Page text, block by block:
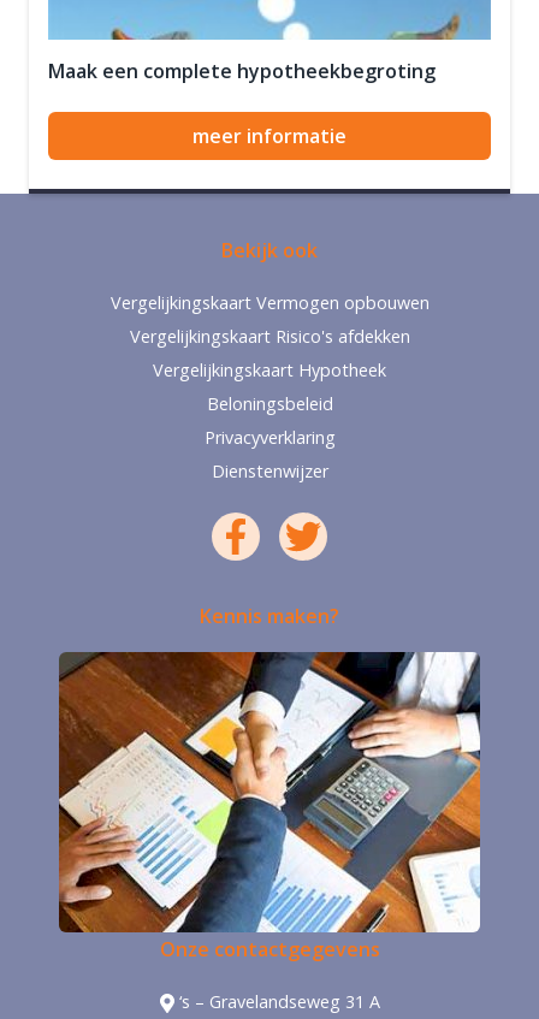
Maak een complete hypotheekbegroting
meer informatie
Bekijk ook
Vergelijkingskaart Vermogen opbouwen
Vergelijkingskaart Risico's afdekken
Vergelijkingskaart Hypotheek
Beloningsbeleid
Privacyverklaring
Dienstenwijzer
Kennis maken?
Onze contactgegevens
‘s – Gravelandseweg 31 A